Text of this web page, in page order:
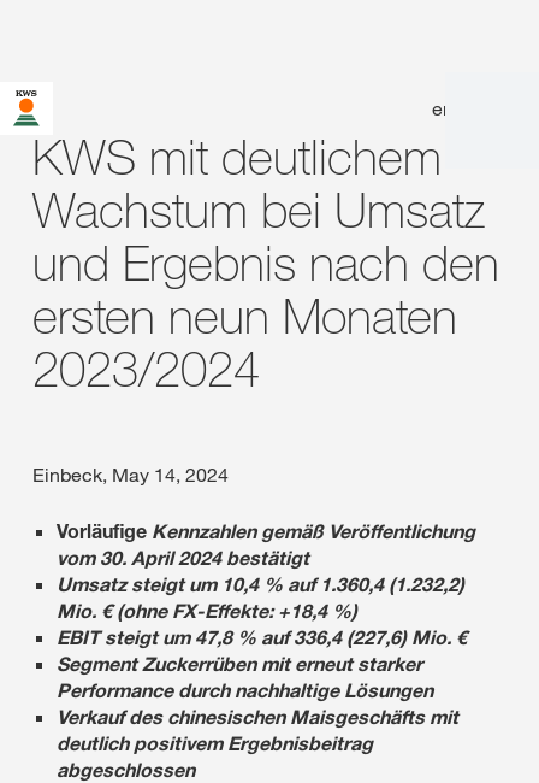
en
KWS mit deutlichem
Wachstum bei Umsatz
und Ergebnis nach den
ersten neun Monaten
2023/2024
Einbeck, May 14, 2024
Vorläufige Kennzahlen gemäß Veröffentlichung
vom 30. April 2024 bestätigt
Umsatz steigt um 10,4 % auf 1.360,4 (1.232,2)
Mio. € (ohne FX-Effekte: +18,4 %)
EBIT steigt um 47,8 % auf 336,4 (227,6) Mio. €
Segment Zuckerrüben mit erneut starker
Performance durch nachhaltige Lösungen
Verkauf des chinesischen Maisgeschäfts mit
deutlich positivem Ergebnisbeitrag
abgeschlossen